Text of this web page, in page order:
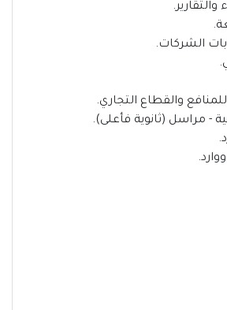
الشركات.
والقطاع التجاري.
- مراسل (ثانوية فأعلى).